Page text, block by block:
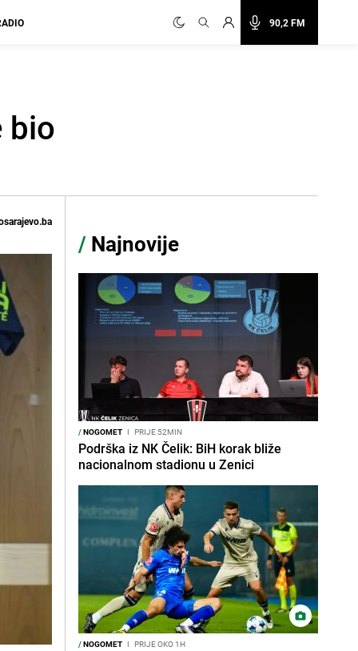
90,2 FM
bio
/ Najnovije
/NOGOMET I PRIJE 52MIN
Podrška iz NK Čelik: BiH korak bliže
nacionalnom stadionu u Zenici
/NOGOMET I PRIJE OKO 1H